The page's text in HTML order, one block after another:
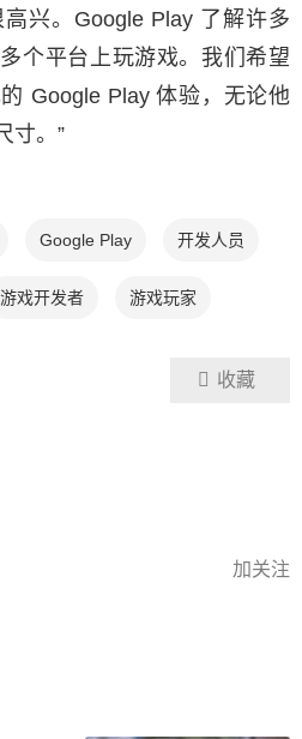
兴。Google Play 了解许多
个平台上玩游戏。我们希望
Google Play 体验，无论他
寸。”
Google Play 开发人员
游戏开发者 游戏玩家
收藏
加关注